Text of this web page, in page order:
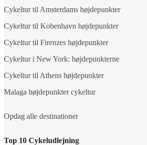
Cykeltur til Amsterdams højdepunkter
Cykeltur til Kobenhavn højdepunkter
Cykeltur til Firenzes højdepunkter
Cykeltur i New York: højdepunkterne
Cykeltur til Athens højdepunkter
Malaga højdepunkter cykeltur
Opdag alle destinationer
Top 10 Cykeludlejning